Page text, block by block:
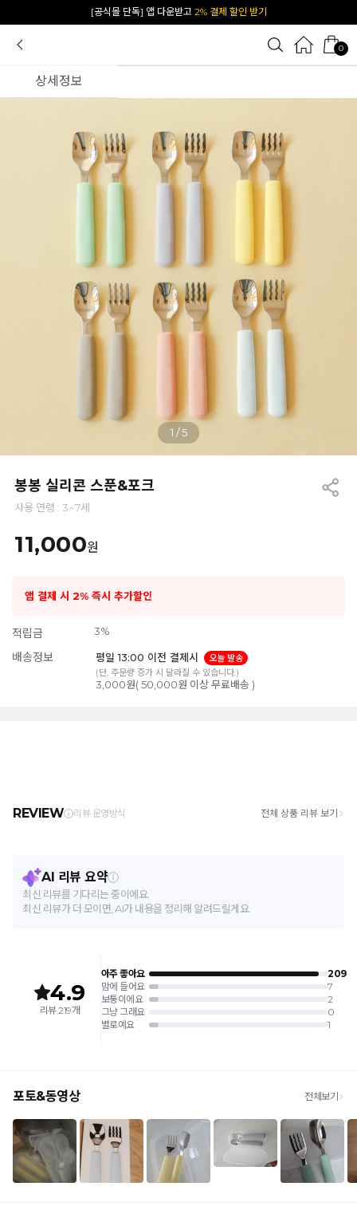
카카오 플친 추가하면1천원 즉시 할인 쿠폰
0
상세정보
1 /5
봉봉 실리콘 스푼&포크
사용 연령 : 3~7세
11,000원
앱 결제 시 2% 즉시 추가할인
적립금 3%
배송정보 평일 13:00 이전 결제시
오늘 발송
(단, 주문량 증가 시 달라질 수 있습니다.)
3,000원( 50,000원 이상 무료배송 )